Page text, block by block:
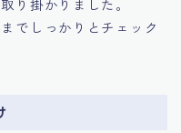
り掛かりました。
でしっかりとチェック